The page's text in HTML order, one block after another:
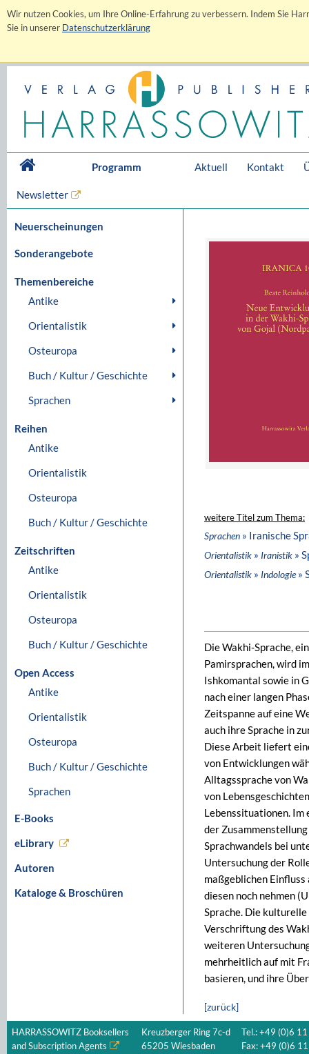
Wir nutzen Cookies, um Ihre Online-Erfahrung zu verbessern. Indem Sie
Sie in unserer Datenschutzerklärung
Programm Aktuell Kontakt
Newsletter
Neuerscheinungen
Sonderangebote
Themenbereiche
Antike
Orientalistik
Osteuropa
Buch / Kultur / Geschichte
Sprachen
Reihen
Antike
Orientalistik
Osteuropa
Buch / Kultur / Geschichte
Zeitschriften
Antike
Orientalistik
Osteuropa
Buch / Kultur / Geschichte
Open Access
Antike
Orientalistik
Osteuropa
Buch / Kultur / Geschichte
Sprachen
E-Books
eLibrary
Autoren
Kataloge & Broschüren
weitere Titel zum Thema:
Sprachen » Iranische
Orientalistik » Iranistik »
Orientalistik » Indologie»
Die Wakhi-Sprache,
Pamirsprachen, wird
Ishkomantal sowie in
nach einer langen
Zeitspanne auf eine
auch ihre Sprache in
Diese Arbeit liefert
von Entwicklungen
Alltagssprache von
von
Lebenssituationen. Im
der
Sprachwandels bei
Untersuchung der
maßgeblichen Einfluss
diesen noch nehmen
Sprache. Die
Verschriftung des
weiteren
mehrheitlich auf mit
basieren, und ihre
[zurück]
HARRASSOWITZ Booksellers
and Subscription Agents
Kreuzberger Ring 7c-d
65205 Wiesbaden
Tel.: +49 (0)6
Fax: +49 (0)6